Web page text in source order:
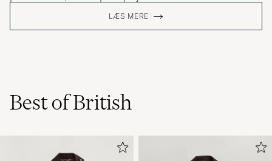
LÆS MERE
Best of British